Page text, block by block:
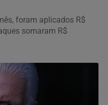
foram aplicados R$
somaram R$